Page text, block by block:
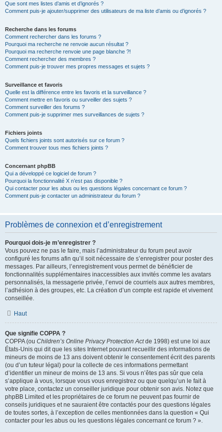
Que sont mes listes d’amis et d’ignorés ?
Comment puis-je ajouter/supprimer des utilisateurs de ma liste d’amis ou d’ignorés ?
Recherche dans les forums
Comment rechercher dans les forums ?
Pourquoi ma recherche ne renvoie aucun résultat ?
Pourquoi ma recherche renvoie une page blanche ?!
Comment rechercher des membres ?
Comment puis-je trouver mes propres messages et sujets ?
Surveillance et favoris
Quelle est la différence entre les favoris et la surveillance ?
Comment mettre en favoris ou surveiller des sujets ?
Comment surveiller des forums ?
Comment puis-je supprimer mes surveillances de sujets ?
Fichiers joints
Quels fichiers joints sont autorisés sur ce forum ?
Comment trouver tous mes fichiers joints ?
Concernant phpBB
Qui a développé ce logiciel de forum ?
Pourquoi la fonctionnalité X n’est pas disponible ?
Qui contacter pour les abus ou les questions légales concernant ce forum ?
Comment puis-je contacter un administrateur du forum ?
Problèmes de connexion et d’enregistrement
Pourquoi dois-je m’enregistrer ?
Vous pouvez ne pas le faire, mais l’administrateur du forum peut avoir
configuré les forums afin qu’il soit nécessaire de s’enregistrer pour poster des
messages. Par ailleurs, l’enregistrement vous permet de bénéficier de
fonctionnalités supplémentaires inaccessibles aux invités comme les avatars
personnalisés, la messagerie privée, l’envoi de courriels aux autres membres,
l’adhésion à des groupes, etc. La création d’un compte est rapide et vivement
conseillée.
Haut
Que signifie COPPA ?
COPPA (ou Children’s Online Privacy Protection Actde 1998) est une loi aux
États-Unis qui dit que les sites Internet pouvant recueillir des informations de
mineurs de moins de 13 ans doivent obtenir le consentement écrit des parents
(ou d’un tuteur légal) pour la collecte de ces informations permettant
d’identifier un mineur de moins de 13 ans. Si vous n’êtes pas sûr que cela
s’applique à vous, lorsque vous vous enregistrez ou que quelqu’un le fait à
votre place, contactez un conseiller juridique pour obtenir son avis. Notez que
phpBB Limited et les propriétaires de ce forum ne peuvent pas fournir de
conseils juridiques et ne sauraient être contactés pour des questions légales
de toutes sortes, à l’exception de celles mentionnées dans la question « Qui
contacter pour les abus ou les questions légales concernant ce forum ? ».